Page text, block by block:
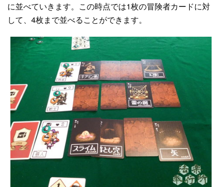
に並べていきます。この時点では1枚の冒険者カードに対
して、4枚まで並べることができます。